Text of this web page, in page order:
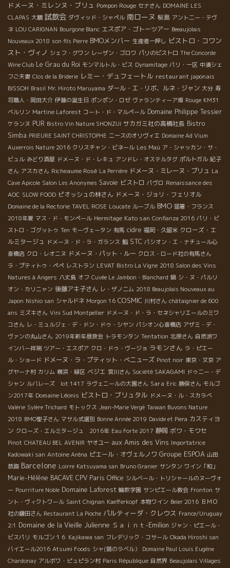
ドメーヌ・ミレンヌ・ブリュ Pompon Rouge セナさん DOMAINE LES
CLAPAS 大鵬 試飲会 ダヴィッド・シャペル 南ローヌ 桜島 アントニー・テヴ
ネ LOU CARIGNAN Bourgone Blanc エスポア・ゴトーツアー Beeaujolais
Nouveaux 2018 son fils Pierre BMOメンバー 生産者一押し ビストロ・コワン
スト・ヴィノ シェフ・グワン レーザン・ゴロワ パリのビストロ The Concorde
Wine Club Le Grau du Roi モンマルトル・ビス Dynamitage パリ・一区 中湊シェ
フご夫妻 Clos de la Briderie レミー・デュフェートル restaurant japonais
BISSOH Brasil Mr. Hiroto Maruyama ダール・エ・リボ、ルネ・ジャン 大分 寿
司職人・岡田大介 伊藤の誕生日 ポンポン・ロゼ ヴァランティーア畑 Rouge KM31
ベルリン Martine Laforest コート・ド・マルペール Domaine Philippe Tessier
ケランヌ PUR Bistro Vin Nature SHONZUI サカガミ社の高橋社長 Bistro
Simba PRIEURE SAINT CHRISTOPHE ニースのオリヴィエ Domaine Ad Vium
Auxerrois Nature 2016 クリスチャン・ビネール Les Maù ア・シャッカン・サ・
ビュル みどり酒屋 ドメーヌ・ド・レキュ アンドレ・オステルタグ ポルトガル 紀子
さん アスカさん Richeaume Rosé La Perrière ドメーヌ・ミレーヌ・ブリュ La
Cave Apicole Salon Les Anonymes Savoie ビストロ パヴロ Renaissance des
AOC SLOW FOOD ピオッシュの林さん ドメーヌ・ジョリ・フェリオル
Domaine de la Rectorie TAVEL ROSE Loucate ルーブル BMO 猛暑・フランス
2018年夏 マス・ド・モンペール Hermitage Kato san Confianza 2016 パリ・ビ
ストロ・ゴグットゥ Ten モーヴェータン 有馬 cidre 福岡・久留米 クローズ・エ
ルミタージュ ドメーヌ・ド・ラ・ガランス 鮨 STC パシオン・エ・ナチュール心
斎橋店 クロ・レオニヌ ドメーヌ・パット・ルー クロス・ロード社の有馬さん
ラ・プティトゥ・ペペ レストラン LEVAT Bistro La Vigne 2018 Salon des Vins
Natures à Angers 八丈島 オフ Cuvée Le Jambon・Blanchard 鍋 シ・ヌ・パルリ
オン・カリニャン 後藤アキ子さん レ・ザノ二ム 2018 Beaujolais Nouveaux au
Japon Nishio san シャルドネ Morgon 16 COSMIC 川村さん châtaignier de 600
ans ミズキさん Vini Sud Montpellier ドメーヌ・ド・ラ・セネシャリエールのミワ
コさん レ・ミュルジェ・デ・ドン・ドゥ・シヤン パシオン心斎橋店 アザミ・デ・
ヴァンの丸山さん 2019年新年昼食会 トラモンタン Tentation 北原さん 自然派ワ
インバー祥瑞 ツアー・エスポア クロ・ドゥ・ヴージョ ラモンさん ラ・ピエー
ル・ショード ドメーヌ・ラ・プティット・べニューズ Pinot noir 東京・文京 ア
グヤーナ村 カリム 横浜・緑区 ベジエ 宮川さん Société SAKAGAMI ドゥニー・デ
シャン ルバレーズ lot 1417 ラヴェニールの大園さん Sara Eric 勝俣さん モルゴ
ン2017年 Domaine Léonis ビストロ・ブリュタル ドメーヌ・ル・スカラベ
Valérie Sylère Trichard モトックス Jean-Marie Vergé Taiwan Buvons Nature
2018 BMO聖子さん マサル式選別 Bonne Année 2019 Davide et Piera カスティヨ
ン クローズ・エルミタージュ 2016年 Eau Forte 2017 静岡 ボワ・モワセ
Pinot CHATEAU BEL AVENIR ヤオユー aux Amis des Vins Importatrice
Kadowaki san Antoine Aréna ピエール・オヴェルノワ Groupe ESPOA 山田
恭路 Barcelone Loirre Katsuyama san Bruno Granier サンタン ワイン「和」
Marie-Hélène BACAVE CPV Paris Office シルベール・トリシャールのヌーヴォ
ー Pourriture Noble Domaine Laforest 輪飲学園 サンピエール教会 Fronton サ
ント・ヴィクトワール Saint Chignan Kaefferkopf 本物ワイン Beier 2016 ＢＭＯ
社の鎌田さん Restaurant La Pioche パルティーダ・クレウス France/Uruguay
2:1 Domaine de la Vieille Julienne Ｓａｉｎｔ-Emilion ジャン・ピエール・
ビスパリ モルゴン１６ Kajikawa san フレデリック・コサール Okada Hiroshi san
バイエール2016 Atsumi Foods シャ(猫のラベル）
Domaine Paul Louis Eugène
Chardonay アルボワ・ピュピラン村 Paris République 自然界 Beaujolais Villages